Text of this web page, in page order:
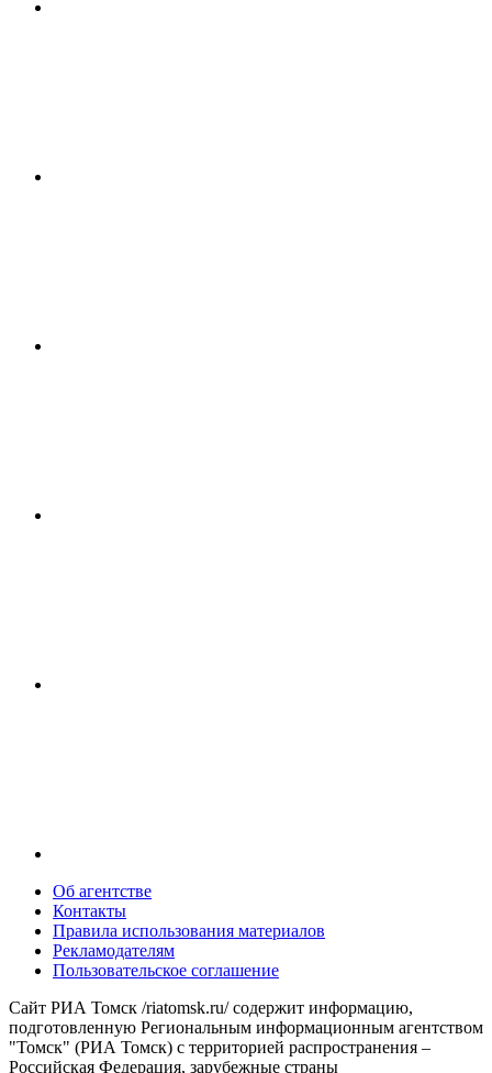
Об агентстве
Контакты
Правила использования материалов
Рекламодателям
Пользовательское соглашение
Сайт РИА Томск /riatomsk.ru/ содержит информацию,
подготовленную Региональным информационным агентством
"Томск" (РИА Томск) с территорией распространения –
Российская Федерация, зарубежные страны